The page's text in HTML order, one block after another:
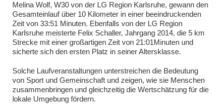
Melina Wolf, W30 von der LG Region Karlsruhe, gewann den
Gesamteinlauf über 10 Kilometer in einer beeindruckenden
Zeit von 33:51 Minuten. Ebenfalls von der LG Region
Karlsruhe meisterte Felix Schaller, Jahrgang 2014, die 5 km
Strecke mit einer großartigen Zeit von 21:01Minuten und
sicherte sich den ersten Platz in seiner Altersklasse.
Solche Laufveranstaltungen unterstreichen die Bedeutung
von Sport und Gemeinschaft und zeigen, wie sie Menschen
zusammenbringen und gleichzeitig die Wertschätzung für die
lokale Umgebung fördern.